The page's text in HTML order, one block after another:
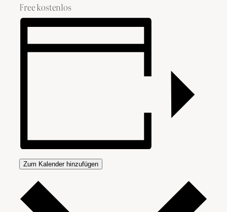
Freekostenlos
Zum Kalender hinzufügen